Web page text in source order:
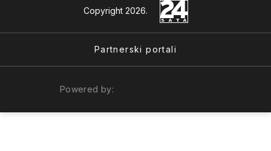
Copyright 2026.
Partnerski portali
Powered by: